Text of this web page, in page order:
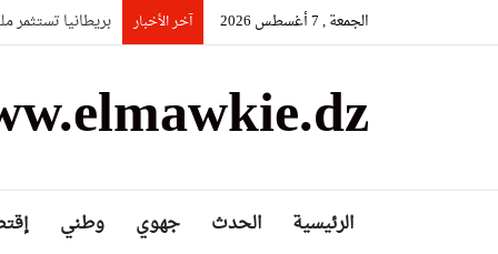
الجمعة , 7 أغسطس 2026 آخر الأخبار بريطانيا تستثمر
الرئيسية الحدث جهوي وطني